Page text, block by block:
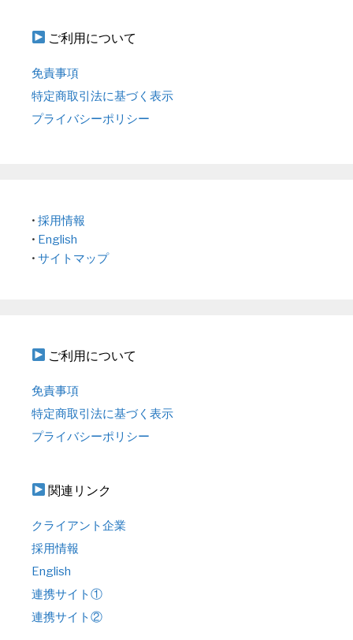
ご利用について
免責事項
特定商取引法に基づく表示
プライバシーポリシー
• 採用情報
• English
• サイトマップ
ご利用について
免責事項
特定商取引法に基づく表示
プライバシーポリシー
関連リンク
クライアント企業
採用情報
English
連携サイト①
連携サイト②